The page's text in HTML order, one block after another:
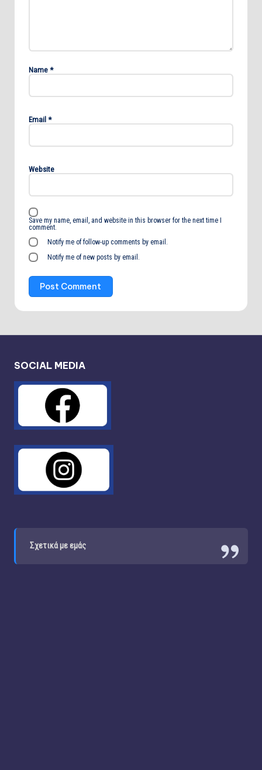
Name *
Email *
Website
Save my name, email, and website in this browser for the next time I
comment.
Notify me of follow-up comments by email.
Notify me of new posts by email.
SOCIAL MEDIA
Σχετικά με εμάς